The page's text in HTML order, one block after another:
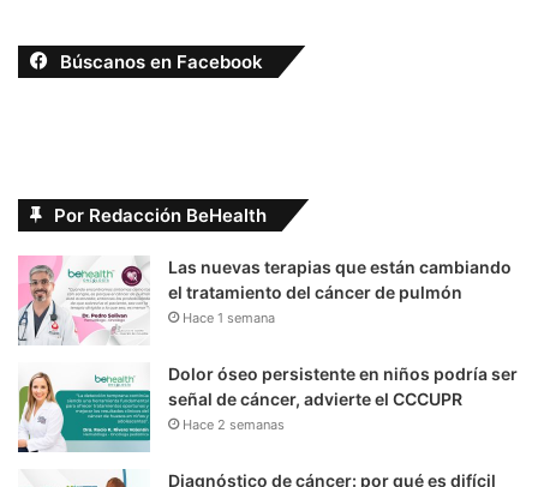
Búscanos en Facebook
Por Redacción BeHealth
Las nuevas terapias que están cambiando
el tratamiento del cáncer de pulmón
Hace 1 semana
Dolor óseo persistente en niños podría ser
señal de cáncer, advierte el CCCUPR
Hace 2 semanas
Diagnóstico de cáncer: por qué es difícil